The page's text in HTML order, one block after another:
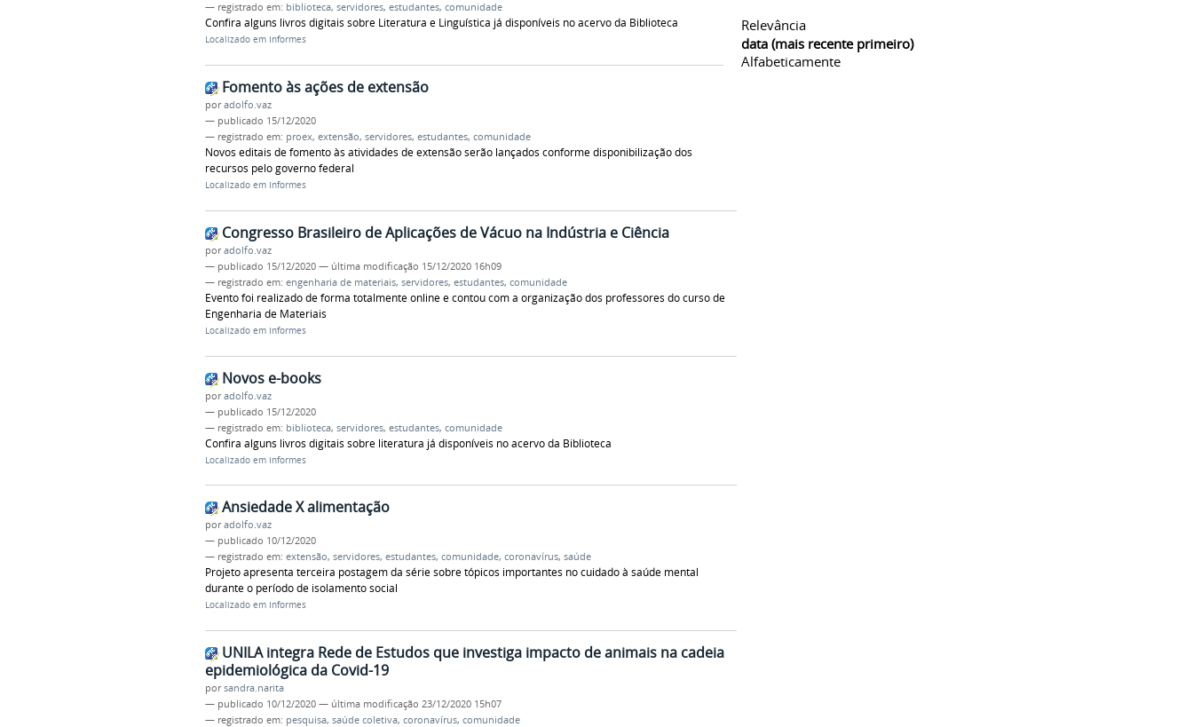
Relevância
data (mais recente primeiro)
Alfabeticamente
— registrado em: biblioteca, servidores, estudantes, comunidade
Confira alguns livros digitais sobre Literatura e Linguística já disponíveis no acervo da Biblioteca
Localizado em Informes
Fomento às ações de extensão
poradolfo.vaz
— publicado 15/12/2020
— registrado em: proex, extensão, servidores, estudantes, comunidade
Novos editais de fomento às atividades de extensão serão lançados conforme disponibilização dos
recursos pelo governo federal
Localizado em Informes
Congresso Brasileiro de Aplicações de Vácuo na Indústria e Ciência
poradolfo.vaz
— publicado 15/12/2020 — última modificação 15/12/2020 16h09
— registrado em: engenharia de materiais, servidores, estudantes, comunidade
Evento foi realizado de forma totalmente online e contou com a organização dos professores do curso de
Engenharia de Materiais
Localizado em Informes
Novos e-books
poradolfo.vaz
— publicado 15/12/2020
— registrado em: biblioteca, servidores, estudantes, comunidade
Confira alguns livros digitais sobre literatura já disponíveis no acervo da Biblioteca
Localizado em Informes
Ansiedade X alimentação
poradolfo.vaz
— publicado 10/12/2020
— registrado em: extensão, servidores, estudantes, comunidade, coronavírus, saúde
Projeto apresenta terceira postagem da série sobre tópicos importantes no cuidado à saúde mental
durante o período de isolamento social
Localizado em Informes
UNILA integra Rede de Estudos que investiga impacto de animais na cadeia
epidemiológica da Covid-19
porsandra.narita
— publicado 10/12/2020 — última modificação 23/12/2020 15h07
— registrado em: pesquisa, saúde coletiva, coronavírus, comunidade